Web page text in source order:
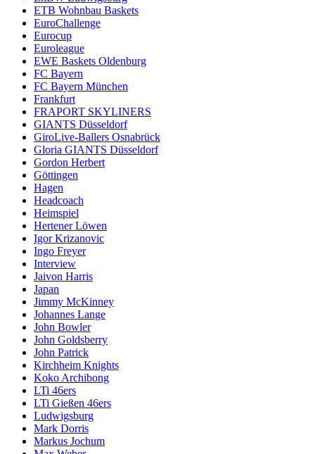
ETB Wohnbau Baskets
EuroChallenge
Eurocup
Euroleague
EWE Baskets Oldenburg
FC Bayern
FC Bayern München
Frankfurt
FRAPORT SKYLINERS
GIANTS Düsseldorf
GiroLive-Ballers Osnabrück
Gloria GIANTS Düsseldorf
Gordon Herbert
Göttingen
Hagen
Headcoach
Heimspiel
Hertener Löwen
Igor Krizanovic
Ingo Freyer
Interview
Jaivon Harris
Japan
Jimmy McKinney
Johannes Lange
John Bowler
John Goldsberry
John Patrick
Kirchheim Knights
Koko Archibong
LTi 46ers
LTi Gießen 46ers
Ludwigsburg
Mark Dorris
Markus Jochum